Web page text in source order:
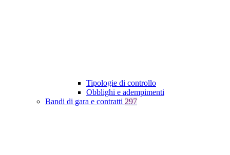
Tipologie di controllo
Obblighi e adempimenti
Bandi di gara e contratti 297